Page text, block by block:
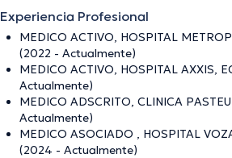
Experiencia Profesional
MEDICO ACTIVO, HOSPITAL
(2022 - Actualmente)
MEDICO ACTIVO, HOSPITAL AXXIS,
Actualmente)
MEDICO ADSCRITO, CLINICA
Actualmente)
MEDICO ASOCIADO , HOSPITAL
(2024 - Actualmente)